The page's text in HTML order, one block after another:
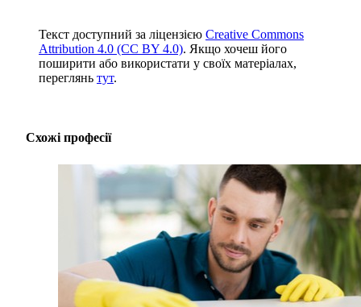
Текст доступний за ліцензією Creative Commons
Attribution 4.0 (CC BY 4.0). Якщо хочеш його
поширити або використати у своїх матеріалах,
переглянь тут.
Схожі професії